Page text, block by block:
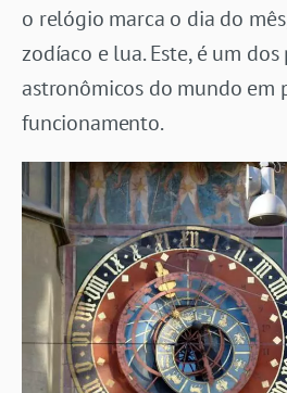
o relógio marca o dia do
zodíaco e lua. Este, é um
astronômicos do mundo em
funcionamento.